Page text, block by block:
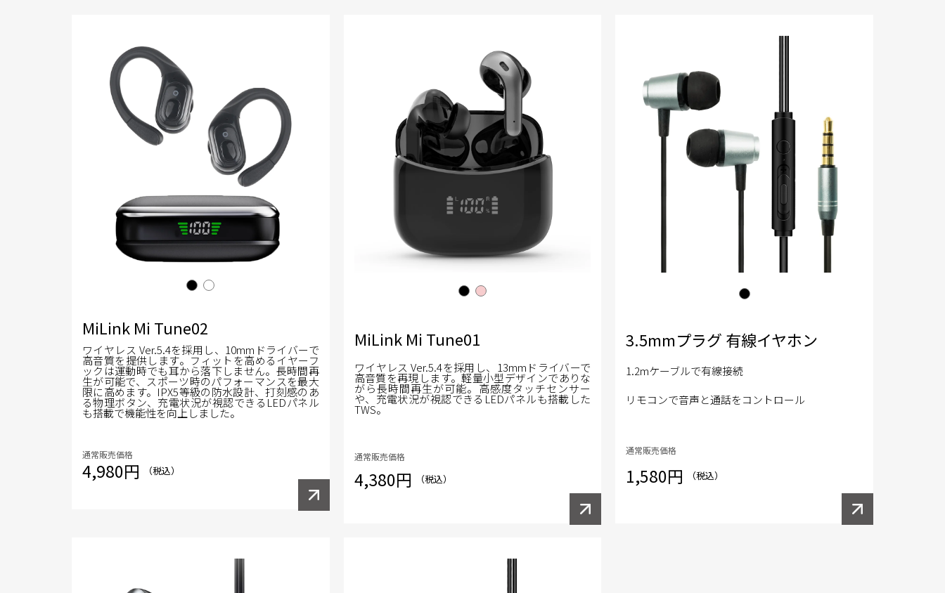
MiLink Mi Tune02
ワイヤレス Ver.5.4を採用し、10mmドライバーで
高音質を提供します。フィットを高めるイヤーフ
ックは運動時でも耳から落下しません。長時間再
生が可能で、スポーツ時のパフォーマンスを最大
限に高めます。IPX5等級の防水設計、打刻感のあ
る物理ボタン、充電状況が視認できるLEDパネル
も搭載で機能性を向上しました。
通常販売価格
4,980円 （税込）
MiLink Mi Tune01
ワイヤレス Ver.5.4を採用し、13mmドライバーで
高音質を再現します。軽量小型デザインでありな
がら長時間再生が可能。高感度タッチセンサー
や、充電状況が視認できるLEDパネルも搭載した
TWS。
通常販売価格
4,380円 （税込）
3.5mmプラグ 有線イヤホン
1.2mケーブルで有線接続
リモコンで音声と通話をコントロール
通常販売価格
1,580円 （税込）